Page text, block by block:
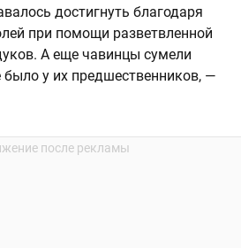
достигнуть благодаря
при помощи разветвленной
А еще чавинцы сумели
было у их предшественников, —